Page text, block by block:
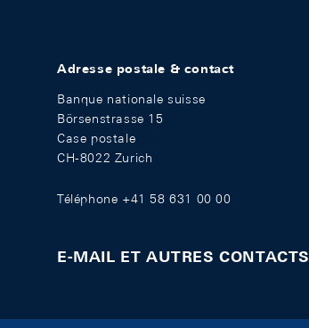
Adresse postale & contact
Banque nationale suisse
Börsenstrasse 15
Case postale
CH-8022 Zurich
Téléphone +41 58 631 00 00
E-MAIL ET AUTRES CONTACTS